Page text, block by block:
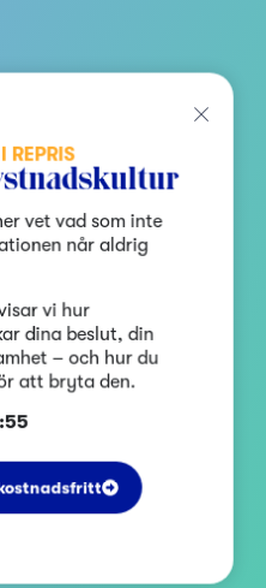
REPRIS
vet vad som inte
når aldrig
vi hur
dina beslut, din
– och hur du
att bryta den.